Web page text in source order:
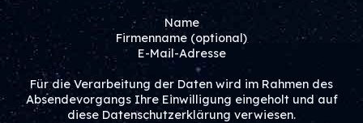
Name
Firmenname (optional)
E-Mail-Adresse
Für die Verarbeitung der Daten wird im Rahmen des
Absendevorgangs Ihre Einwilligung eingeholt und auf
diese Datenschutzerklärung verwiesen.